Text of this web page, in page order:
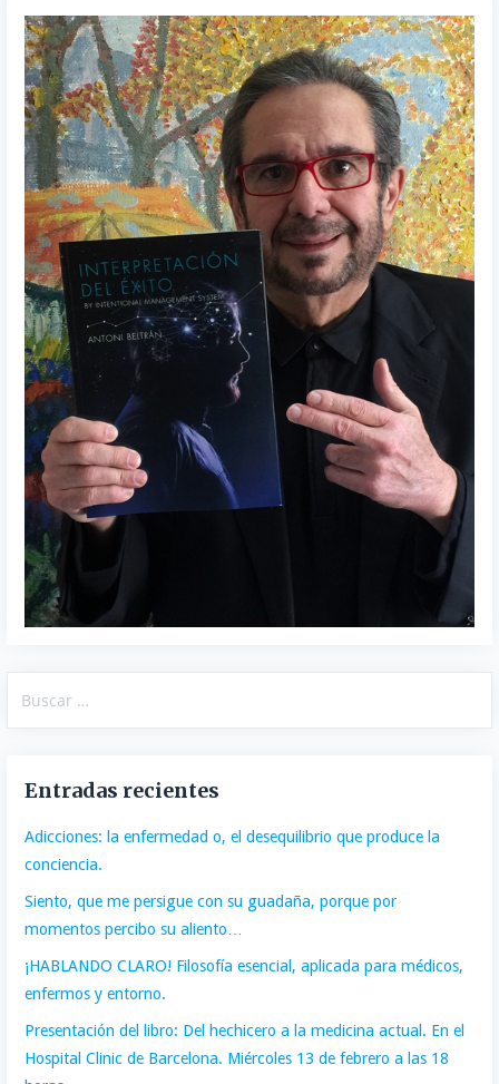
Entradas recientes
Adicciones: la enfermedad o, el desequilibrio que produce la
conciencia.
Siento, que me persigue con su guadaña, porque por
momentos percibo su aliento…
¡HABLANDO CLARO! Filosofía esencial, aplicada para médicos,
enfermos y entorno.
Presentación del libro: Del hechicero a la medicina actual. En el
Hospital Clinic de Barcelona. Miércoles 13 de febrero a las 18